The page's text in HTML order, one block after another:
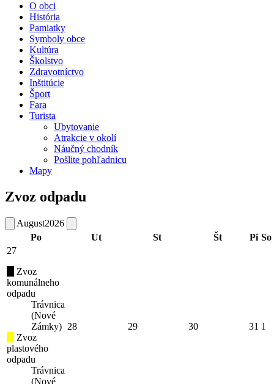
O obci
História
Pamiatky
Symboly obce
Kultúra
Školstvo
Zdravotníctvo
Inštitúcie
Šport
Fara
Turista
Ubytovanie
Atrakcie v okolí
Náučný chodník
Pošlite pohľadnicu
Mapy
Zvoz odpadu
August2026
Po
Ut St Št Pi So
27
Zvoz
komunálneho
odpadu
Trávnica
(Nové
Zámky)
Zvoz
plastového
odpadu
Trávnica
(Nové
28 29 30 31 1